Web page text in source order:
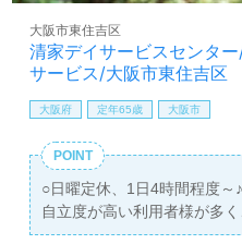
清家デイサービスセンタ
サービス/大阪市東住吉区
大阪市東住吉区
大阪府 定年65歳 大阪市
POINT
○日曜定休、1日4時間程度
自立度が高い利用者様が多
スです♪ ○幸福な長寿と生き